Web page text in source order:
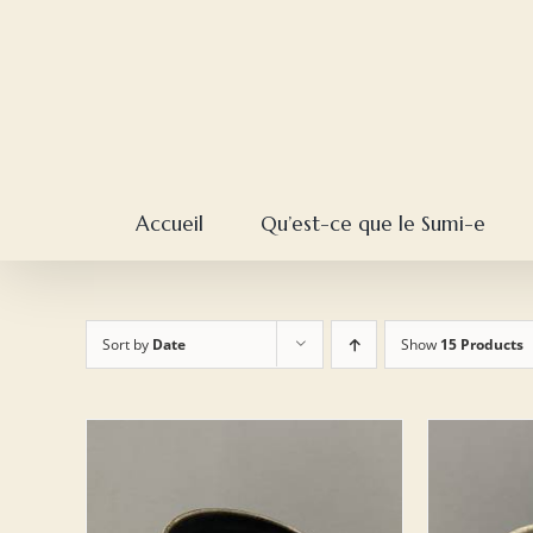
Accueil Qu’est-ce que le Sumi-e
Sort by Date Show 15 Products